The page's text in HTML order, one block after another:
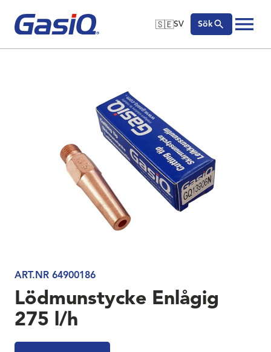
Hoppa till innehåll
🇸🇪SV
🇬🇧English
🇸🇪
Sök
ART.NR 64900186
Lödmunstycke Enlågig
275 l/h